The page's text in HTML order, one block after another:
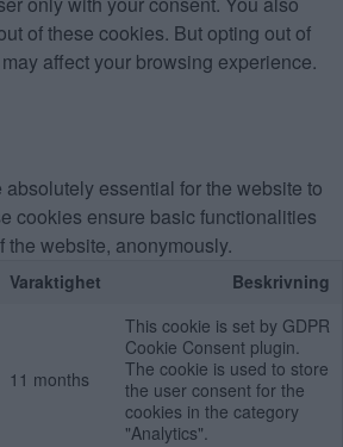
of these cookies. But opting out of
affect your browsing experience.
essential for the website to
cookies ensure basic functionalities
the website, anonymously.
Varaktighet Beskrivning
11 months
This cookie is set by GDPR
Cookie Consent plugin.
The cookie is used to store
the user consent for the
cookies in the category
"Analytics".